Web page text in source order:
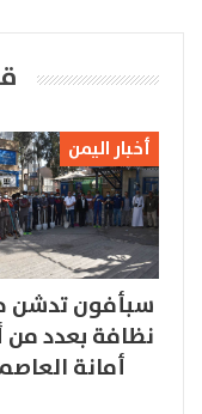
أخبار اليمن
سبأفون تدشن
نظافة بعدد من
أمانة